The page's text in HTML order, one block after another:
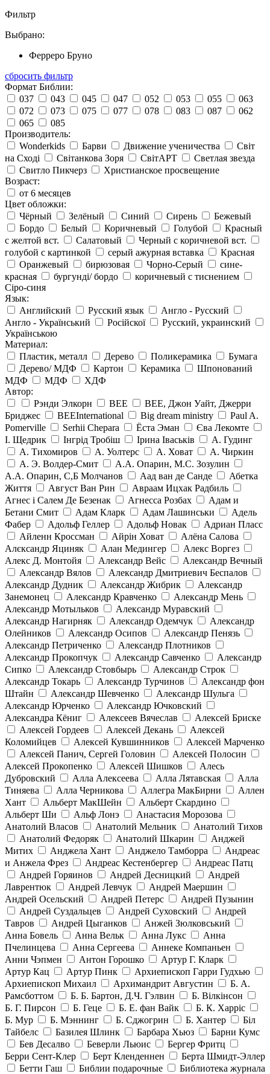
Фильтр
Выбрано:
Ферреро Бруно
сбросить фильтр
Формат Библии:
037
043 045 047 052 053 055
063
072
073 075 077 078 083 087
062
065
085
Производитель:
Wonderkids
Барви Движение ученичества
Світ
на Сході
Світанкова Зоря СвітАРТ
Светлая звезда
Свитло Пикчерз
Христианское просвещение
Возраст:
от 6 месяцев
Цвет обложки:
Чёрный
Зелёный Синий Сирень
Бежевый
Бордо
Белый Коричневый Голубой
Красный
с желтой вст.
Салатовый
Черный с коричневой вст.
голубой с картинкой
серый ажурная вставка
Красная
Оранжевый
бирюзовая Чорно-Серый
сине-
красная
бургунді/ бордо
коричневый с тиснением
Сіро-синя
Язык:
Английский
Русский язык
Англо - Русский
Англо - Український
Російскої
Русский, украинский
Українською
Материал:
Пластик, металл
Дерево Поликерамика
Бумага
Дерево/ МДФ
Картон Керамика
Шпонований
МДФ
МДФ
ХДФ
Автор:
Рэнди Элкорн
BEE
BEE, Джон Уайт, Джерри
Бриджес
BEEInternational Big dream ministry
Paul A.
Pomerville
Serhii Chepara Ёста Эман
Єва Лекомте
І. Щедрик
Інгрід Тробіш Ірина Іваськів
А. Гудинг
А. Тихомиров
А. Уолтерс А. Ховат
А. Чиркин
А. Э. Волдер-Смит
А.А. Опарин, М.С. Зозулин
А.А. Опарин, С,Б Молчанов
Аад ван де Санде
Абетка
Життя
Август Ван Рин
Авраам Ицхак Радбиль
Агнес і Салем Де Безенак
Агнесса Розбах
Адам и
Бетани Смит
Адам Кларк Адам Лашинськи
Адель
Фабер
Адольф Геллер Адольф Новак
Адриан Пласс
Айленн Кроссман
Айрін Ховат
Алёна Салова
Алєксандр Яциняк
Алан Медингер
Алекс Воргез
Алекс Д. Монтойя
Александр Вейс
Александр Вечный
Александр Вялов
Александр Дмитриевич Беспалов
Александр Дудник
Александр Жибрик
Александр
Занемонец
Александр Кравченко
Александр Мень
Александр Мотыльков
Александр Муравский
Александр Нагирняк
Александр Одемчук
Александр
Олейников
Александр Осипов
Александр Пенязь
Александр Петриченко
Александр Плотников
Александр Прокопчук
Александр Савченко
Александр
Сипко
Александр Стовбырь
Александр Строк
Александр Токарь
Александр Турчинов
Александр фон
Штайн
Александр Шевченко
Александр Шульга
Александр Юрченко
Александр Ючковский
Александра Кёниг
Алексеев Вячеслав
Алексей Бриске
Алексей Гордеев
Алексей Декань
Алексей
Коломийцев
Алексей Кувшинников
Алексей Марченко
Алексей Панич, Сергей Головин
Алексей Полосин
Алексей Прокопенко
Алексей Шишков
Алесь
Дубровский
Алла Алексеева Алла Лятавская
Алла
Тиняева
Алла Черникова Аллегра МакБирни
Аллен
Хант
Альберт МакШейн
Альберт Скардино
Альберт Ши
Альф Лонэ
Анастасия Морозова
Анатолий Власов
Анатолий Мельник
Анатолий Тихов
Анатолий Федоряк
Анатолий Шкарин
Анджей
Митих
Анджела Хант Анджело Тамборра
Андреас
и Анжела Фрез
Андреас Кестенбергер
Андреас Патц
Андрей Горяинов
Андрей Десницкий
Андрей
Лаврентюк
Андрей Левчук
Андрей Маершин
Андрей Осельский
Андрей Петерс
Андрей Пузынин
Андрей Суздальцев
Андрей Суховский
Андрей
Тавров
Андрей Цыганков
Анжей Зюлковський
Анна Бовель
Анна Вельк Анна Лукс
Анна
Пчелинцева
Анна Сергеева
Аннеке Компаньен
Анни Чэпмен
Антон Горошко
Артур Г. Кларк
Артур Кац
Артур Пинк
Архиепископ Гарри Гудхью
Архиепископ Михаил
Архимандрит Августин
Б. А.
Рамсботтом
Б. Б. Бартон, Д.Ч. Гэлвин
Б. Вілкінсон
Б. Г. Пирсон
Б. Геце Б. Е. фан Вайк
Б. К. Харріс
Б. Мур
Б. Мэннинг Б. Сджогрин Б. Хантер
Біл
Тайбелс
Базилея Шлинк Барбара Хьюз
Барни Кумс
Бев Десалво
Беверли Льюис
Бергер Фритц
Берри Сент-Клер
Берт Кленденнен
Берта Шмидт-Эллер
Бетти Гаш
Библии подарочные Библиотека журнала